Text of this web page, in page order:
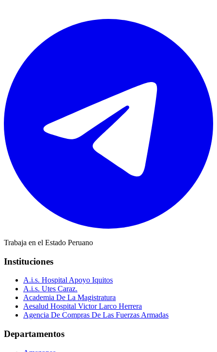
Trabaja en el Estado Peruano
Instituciones
A.i.s. Hospital Apoyo Iquitos
A.i.s. Utes Caraz.
Academia De La Magistratura
Aesalud Hospital Victor Larco Herrera
Agencia De Compras De Las Fuerzas Armadas
Departamentos